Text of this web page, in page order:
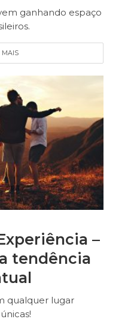
ganhando espaço
MAIS
–
tendência
qualquer lugar